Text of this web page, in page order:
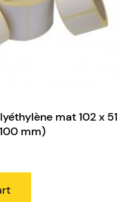
mat 102 x 51
mm)